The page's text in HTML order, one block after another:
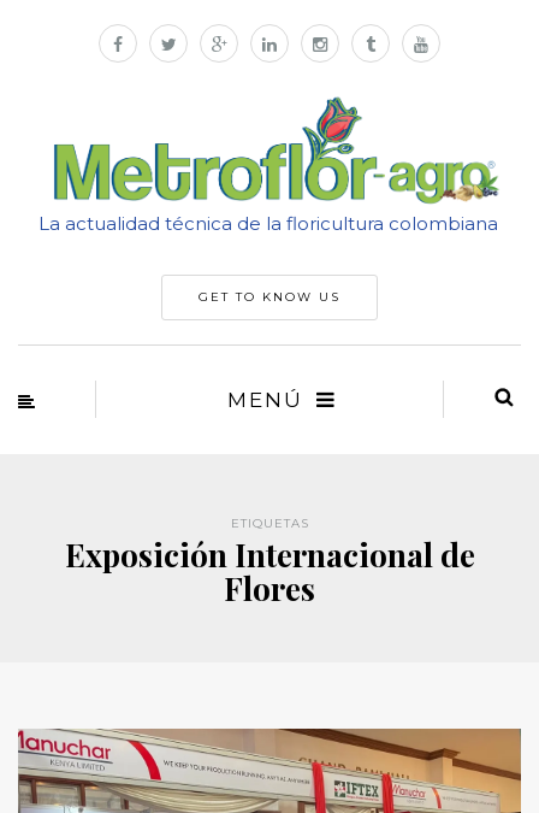
La actualidad técnica de la floricultura colombiana
GET TO KNOW US
MENÚ
ETIQUETAS
Exposición Internacional de
Flores